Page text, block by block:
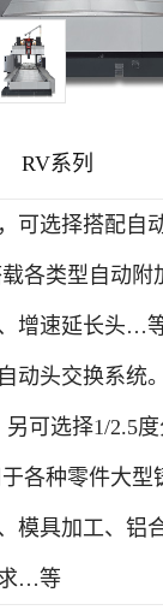
RV系列
可选择搭配自
各类型自动附
增速延长头…
动头交换系统
可选择1/2.5
各种零件大型
模具加工、铝
…等